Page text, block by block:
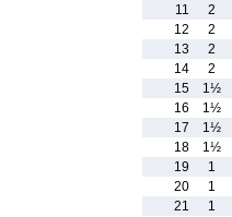
11
2
12
2
13
2
14
2
15
1½
16
1½
17
1½
18
1½
19
1
20
1
21
1